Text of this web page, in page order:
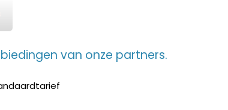
van onze partners.